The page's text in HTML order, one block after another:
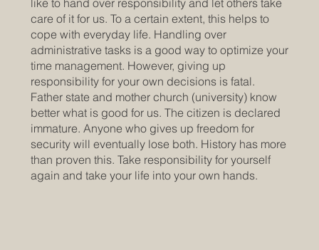
care of it for us. To a certain extent, this helps to
cope with everyday life. Handling over
administrative tasks is a good way to optimize your
time management. However, giving up
responsibility for your own decisions is fatal.
Father state and mother church (university) know
better what is good for us. The citizen is declared
immature. Anyone who gives up freedom for
security will eventually lose both. History has more
than proven this. Take responsibility for yourself
again and take your life into your own hands.